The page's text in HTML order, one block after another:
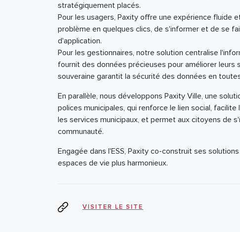
stratégiquement placés.
Pour les usagers, Paxity offre une expérience fluide
problème en quelques clics, de s'informer et de se
d'application.
Pour les gestionnaires, notre solution centralise
fournit des données précieuses pour améliorer leurs
souveraine garantit la sécurité des données en
En parallèle, nous développons Paxity Ville, une
polices municipales, qui renforce le lien social,
les services municipaux, et permet aux citoyens de
communauté.
Engagée dans l'ESS, Paxity co-construit ses
espaces de vie plus harmonieux.
VISITER LE SITE